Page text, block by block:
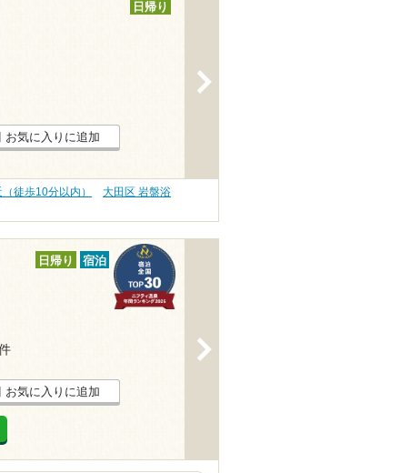
日帰り
お気に入りに追加
徒歩10分以内）
大田区 岩盤浴
日帰り 宿泊
お気に入りに追加